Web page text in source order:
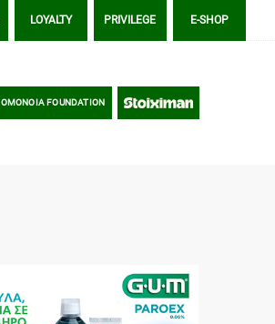
LOYALTY PRIVILEGE E-SHOP
OMONOIA FOUNDATION STOIXIMAN